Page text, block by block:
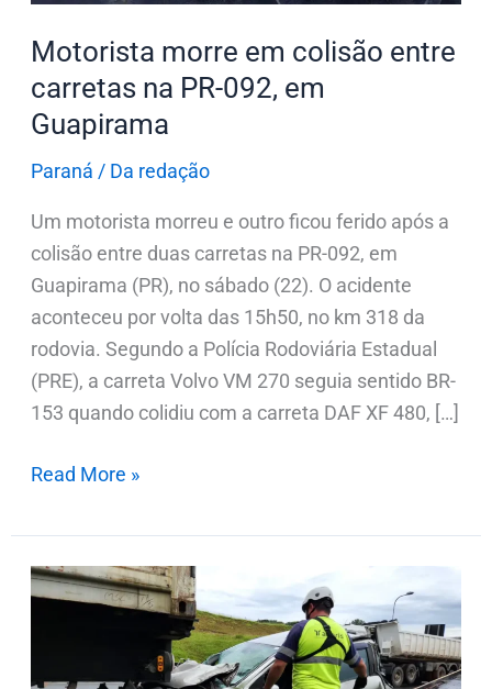
Motorista morre em colisão entre
carretas na PR-092, em
Guapirama
Paraná / Da redação
Um motorista morreu e outro ficou ferido após a
colisão entre duas carretas na PR-092, em
Guapirama (PR), no sábado (22). O acidente
aconteceu por volta das 15h50, no km 318 da
rodovia. Segundo a Polícia Rodoviária Estadual
(PRE), a carreta Volvo VM 270 seguia sentido BR-
153 quando colidiu com a carreta DAF XF 480, […]
em
Guapirama
Read More »
Motorista
após